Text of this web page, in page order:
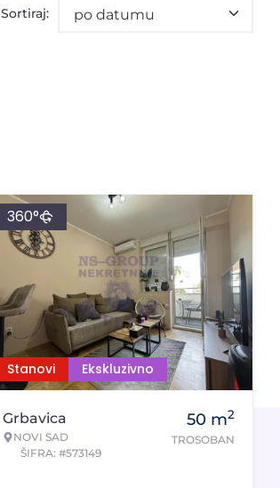
Sortiraj: po datumu
Stanovi Ekskluzivno
360°
Grbavica
NOVI SAD
ŠIFRA: #573149
50 m2
TROSOBAN